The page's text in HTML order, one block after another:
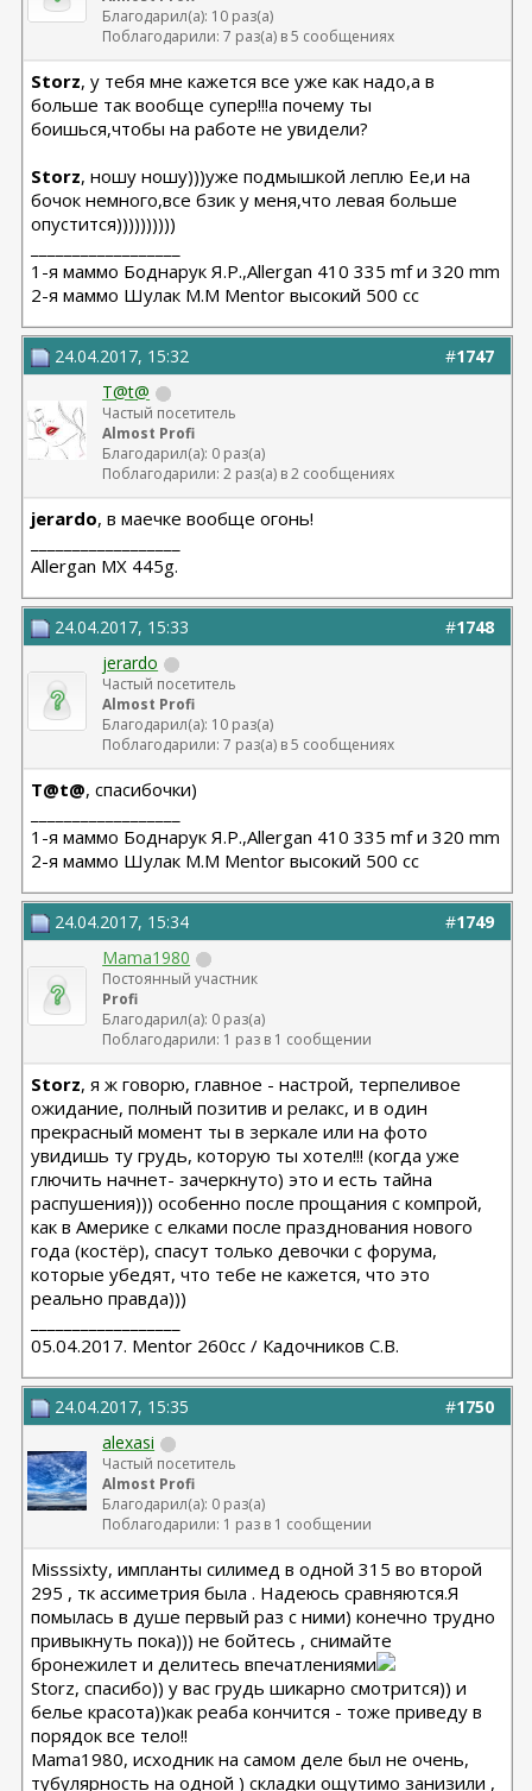
Благодарил(а): 10 раз(а)
Поблагодарили: 7 раз(а) в 5 сообщениях
Storz, у тебя мне кажется все уже как надо,а в
больше так вообще супер!!!а почему ты
боишься,чтобы на работе не увидели?
Storz, ношу ношу)))уже подмышкой леплю Ее,и на
бочок немного,все бзик у меня,что левая больше
опустится))))))))))
1-я маммо Боднарук Я.Р.,Allergan 410 335 mf и 320 mm
2-я маммо Шулак М.М Mentor высокий 500 сс
#1747
24.04.2017, 15:32
T@t@
Частый посетитель
Almost Profi
Благодарил(а): 0 раз(а)
Поблагодарили: 2 раз(а) в 2 сообщениях
jerardo, в маечке вообще огонь!
Allergan МХ 445g.
#1748
24.04.2017, 15:33
jerardo
Частый посетитель
Almost Profi
Благодарил(а): 10 раз(а)
Поблагодарили: 7 раз(а) в 5 сообщениях
T@t@, спасибочки)
1-я маммо Боднарук Я.Р.,Allergan 410 335 mf и 320 mm
2-я маммо Шулак М.М Mentor высокий 500 сс
#1749
24.04.2017, 15:34
Mama1980
Постоянный участник
Profi
Благодарил(а): 0 раз(а)
Поблагодарили: 1 раз в 1 сообщении
Storz, я ж говорю, главное - настрой, терпеливое
ожидание, полный позитив и релакс, и в один
прекрасный момент ты в зеркале или на фото
увидишь ту грудь, которую ты хотел!!! (когда уже
глючить начнет- зачеркнуто) это и есть тайна
распушения))) особенно после прощания с компрой,
как в Америке с елками после празднования нового
года (костёр), спасут только девочки с форума,
которые убедят, что тебе не кажется, что это
реально правда)))
05.04.2017. Mentor 260cc / Кадочников С.В.
#1750
24.04.2017, 15:35
alexasi
Частый посетитель
Almost Profi
Благодарил(а): 0 раз(а)
Поблагодарили: 1 раз в 1 сообщении
Misssixty, импланты силимед в одной 315 во второй
295 , тк ассиметрия была . Надеюсь сравняются.Я
помылась в душе первый раз с ними) конечно трудно
привыкнуть пока))) не бойтесь , снимайте
бронежилет и делитесь впечатлениями
Storz, спасибо)) у вас грудь шикарно смотрится)) и
белье красота))как реаба кончится - тоже приведу в
порядок все тело!!
Mama1980, исходник на самом деле был не очень,
тубулярность на одной ) складки ощутимо занизили ,